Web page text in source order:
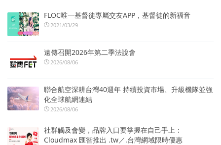
FLOC唯一基督徒專屬交友APP，基督徒的新福音
2021/03/29
遠傳召開2026年第二季法說會
2026/08/06
聯合航空深耕台灣40週年 持續投資市場、升級機隊並強
化全球航網連結
2026/08/06
社群觸及會變，品牌入口要掌握在自己手上：
Cloudmax 匯智推出 .tw／.台灣網域限時優惠